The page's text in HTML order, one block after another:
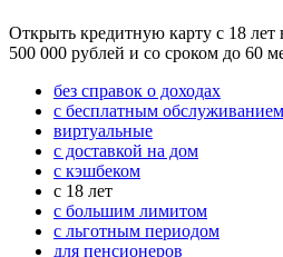
Открыть кредитную карту с 18 лет
500 000 рублей и со сроком до 60
без справок о доходах
с бесплатным обслуживанием
виртуальные
с доставкой на дом
с кэшбеком
с 18 лет
с большим лимитом
с льготным периодом
для пенсионеров